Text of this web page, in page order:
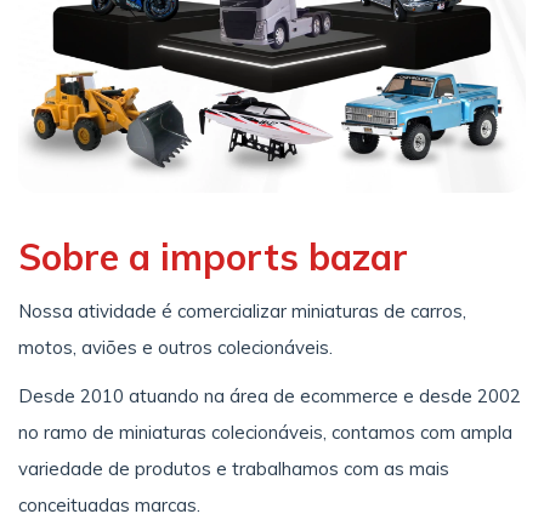
Sobre a imports bazar
Nossa atividade é comercializar miniaturas de carros,
motos, aviões e outros colecionáveis.
Desde 2010 atuando na área de ecommerce e desde 2002
no ramo de miniaturas colecionáveis, contamos com ampla
variedade de produtos e trabalhamos com as mais
conceituadas marcas.